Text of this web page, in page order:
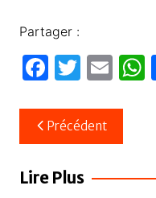
Partager :
F
c
e
b
T
itt
er
E
ail
Navigation
de
l’article
Précédent
Lire Plus